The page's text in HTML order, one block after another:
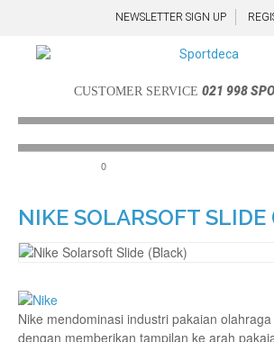
NEWSLETTER SIGN UP
CUSTOMER SERVICE 021 998
Menu
0
NIKE SOLARSOFT SLIDE
Nike mendominasi industri pakaian
dengan memberikan tampilan ke arah